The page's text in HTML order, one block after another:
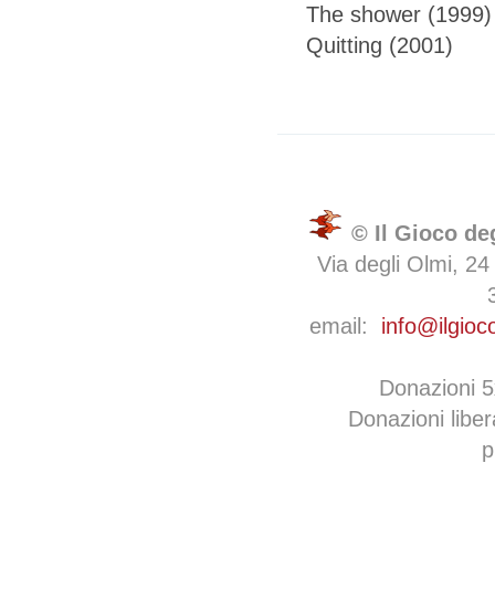
The shower (1999)
Quitting (2001)
© Il Gioco
Via degli Olmi,
email:
Donazioni
Donazioni